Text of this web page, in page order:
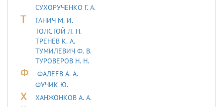
СУХОРУЧЕНКО Г. А.
Т
ТАHИЧ М. И.
ТОЛСТОЙ Л. Н.
ТРЕНЁВ К. А.
ТУМИЛЕВИЧ Ф. В.
ТУРОВЕРОВ Н. Н.
Ф
ФАДЕЕВ А. А.
ФУЧИК Ю.
Х ХАНЖОНКОВ А. А.